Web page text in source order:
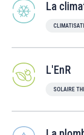
La
L'EnR
SOLAIRE